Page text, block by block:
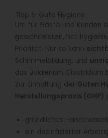
Tipp 5: Gute Hygiene
Um für Gäste und Kunden
gewährleisten, hat
Priorität. Nur so kann
Schimmelbildung, und
das Bakterium Clostridium
Zur Einhaltung der Guten
Herstellungspraxis (GHP)
gründliches
ein desinfizierter